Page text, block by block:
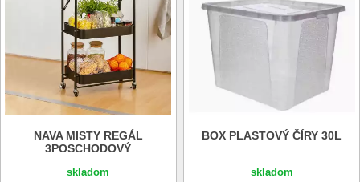
NAVA MISTY REGÁL
3POSCHODOVÝ
skladom
BOX PLASTOVÝ ČÍRY 30L
skladom